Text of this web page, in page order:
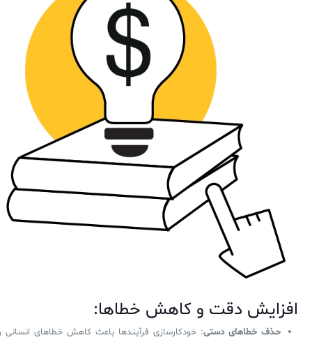
افزایش دقت و کاهش خطاها:
حذف خطاهای دستی: خودکارسازی فرآیندها باعث کاهش خطاهای انسانی